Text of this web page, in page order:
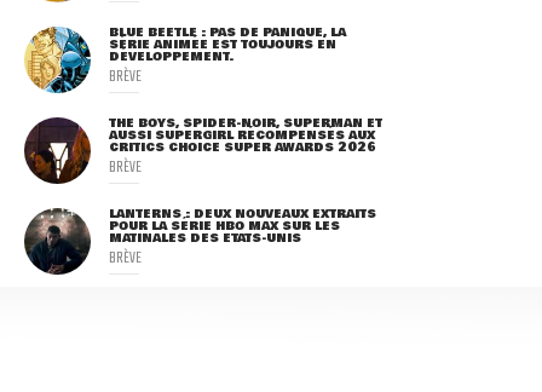
BLUE BEETLE : PAS DE PANIQUE, LA
SÉRIE ANIMÉE EST TOUJOURS EN
DÉVELOPPEMENT.
BRÈVE
THE BOYS, SPIDER-NOIR, SUPERMAN ET
AUSSI SUPERGIRL RÉCOMPENSÉS AUX
CRITICS CHOICE SUPER AWARDS 2026
BRÈVE
LANTERNS : DEUX NOUVEAUX EXTRAITS
POUR LA SÉRIE HBO MAX SUR LES
MATINALES DES ETATS-UNIS
BRÈVE